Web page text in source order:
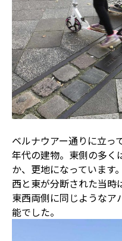
ベルナウアー通りに立っ
年代の建物。東側の多く
か、更地になっています。
西と東が分断された当時
東西両側に同じようなア
能でした。